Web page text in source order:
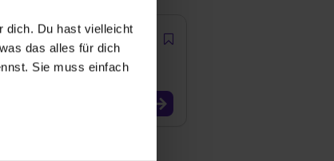
dich. Du hast vielleicht
das alles für dich
Sie muss einfach